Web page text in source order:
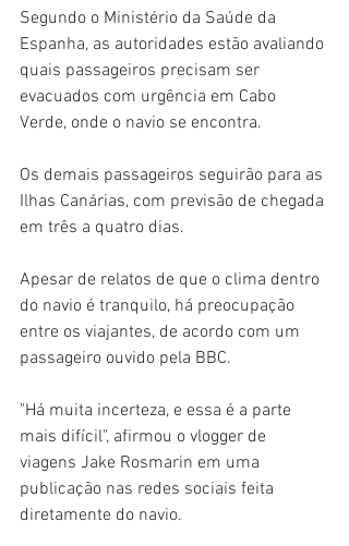
Segundo o Ministério da Saúde da
Espanha, as autoridades estão avaliando
quais passageiros precisam ser
evacuados com urgência em Cabo
Verde, onde o navio se encontra.
Os demais passageiros seguirão para as
Ilhas Canárias, com previsão de chegada
em três a quatro dias.
Apesar de relatos de que o clima dentro
do navio é tranquilo, há preocupação
entre os viajantes, de acordo com um
passageiro ouvido pela BBC.
"Há muita incerteza, e essa é a parte
mais difícil", afirmou o vlogger de
viagens Jake Rosmarin em uma
publicação nas redes sociais feita
diretamente do navio.